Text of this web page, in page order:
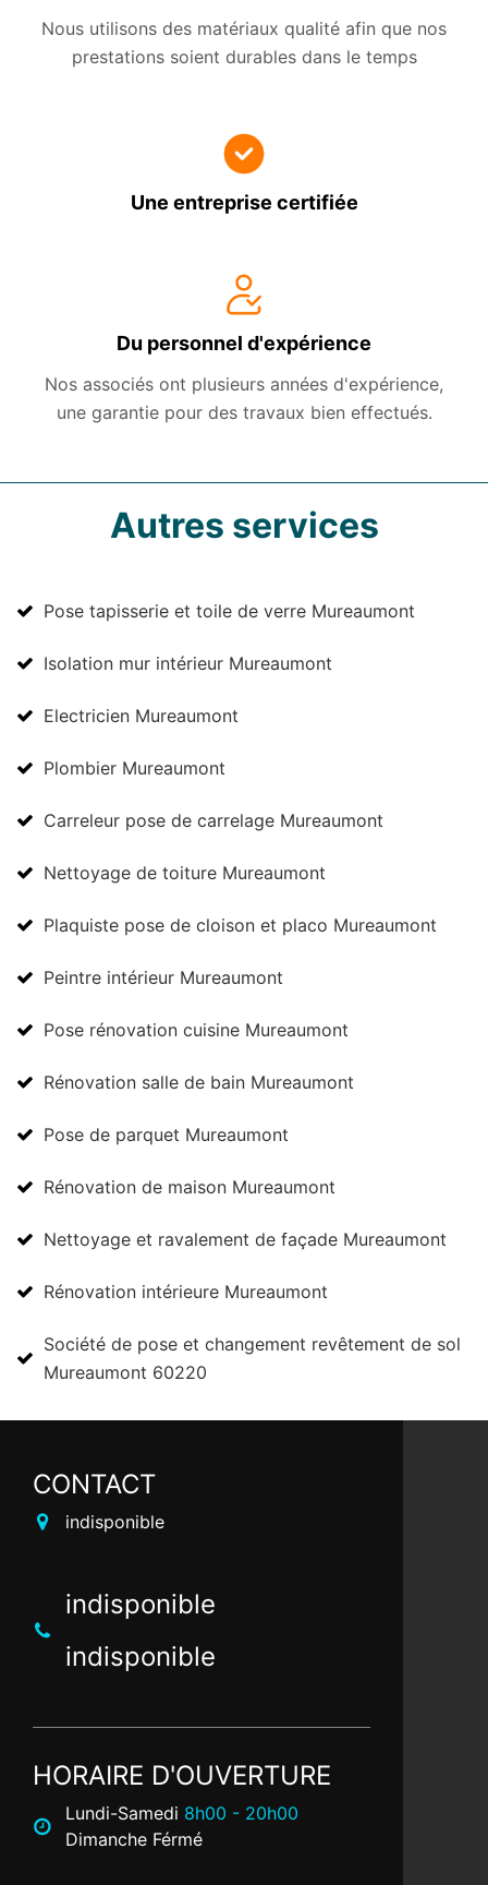
Nous utilisons des matériaux qualité afin que nos
prestations soient durables dans le temps
Une entreprise certifiée
Du personnel d'expérience
Nos associés ont plusieurs années d'expérience,
une garantie pour des travaux bien effectués.
Autres services
Pose tapisserie et toile de verre Mureaumont
Isolation mur intérieur Mureaumont
Electricien Mureaumont
Plombier Mureaumont
Carreleur pose de carrelage Mureaumont
Nettoyage de toiture Mureaumont
Plaquiste pose de cloison et placo Mureaumont
Peintre intérieur Mureaumont
Pose rénovation cuisine Mureaumont
Rénovation salle de bain Mureaumont
Pose de parquet Mureaumont
Rénovation de maison Mureaumont
Nettoyage et ravalement de façade Mureaumont
Rénovation intérieure Mureaumont
Société de pose et changement revêtement de sol
Mureaumont 60220
CONTACT
indisponible
indisponible
indisponible
HORAIRE D'OUVERTURE
Lundi-Samedi 8h00 - 20h00
Dimanche Férmé